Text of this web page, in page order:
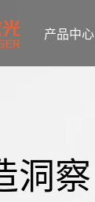
产品中心
洞察